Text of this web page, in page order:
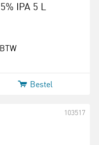
IPA 5 L
Bestel
103517